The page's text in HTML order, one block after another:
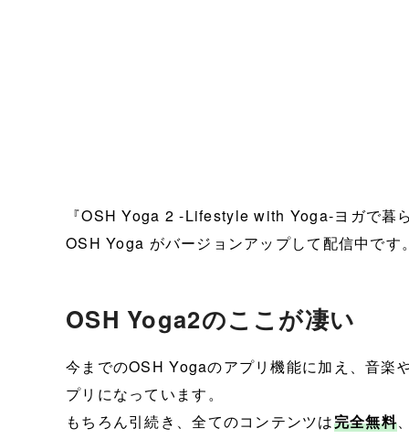
『OSH Yoga 2 -Lifestyle with Yoga-ヨガで暮
OSH Yoga がバージョンアップして配信中です。
OSH Yoga2のここが凄い
今までのOSH Yogaのアプリ機能に加え、音楽
プリになっています。
もちろん引続き、全てのコンテンツは完全無料